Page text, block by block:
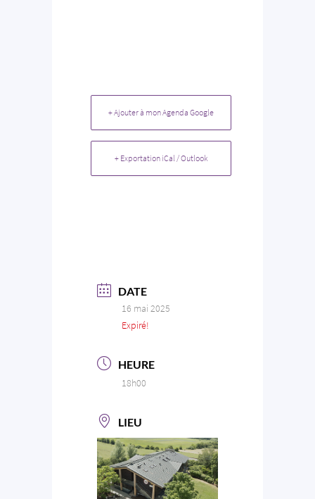
+ Ajouter à mon Agenda Google
+ Exportation iCal / Outlook
DATE
16 mai 2025
Expiré!
HEURE
18h00
LIEU